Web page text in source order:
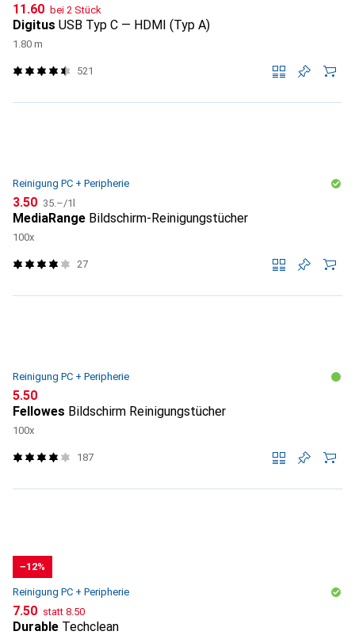
CHF
11.60 bei 2 Stück
Digitus USB Typ C — HDMI (Typ A)
1.80 m
521
Reinigung PC + Peripherie
CHF
3.50 CHF
35.–/1l
MediaRange Bildschirm-Reinigungstücher
100x
27
Reinigung PC + Peripherie
CHF
5.50
Fellowes Bildschirm Reinigungstücher
100x
187
−12%
Reinigung PC + Peripherie
CHF
7.50 statt CHF
8.50
Durable Techclean